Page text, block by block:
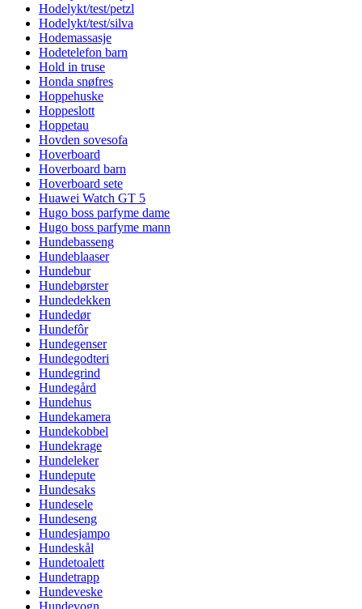
Hodelykt/test/petzl
Hodelykt/test/silva
Hodemassasje
Hodetelefon barn
Hold in truse
Honda snøfres
Hoppehuske
Hoppeslott
Hoppetau
Hovden sovesofa
Hoverboard
Hoverboard barn
Hoverboard sete
Huawei Watch GT 5
Hugo boss parfyme dame
Hugo boss parfyme mann
Hundebasseng
Hundeblaaser
Hundebur
Hundebørster
Hundedekken
Hundedør
Hundefôr
Hundegenser
Hundegodteri
Hundegrind
Hundegård
Hundehus
Hundekamera
Hundekobbel
Hundekrage
Hundeleker
Hundepute
Hundesaks
Hundesele
Hundeseng
Hundesjampo
Hundeskål
Hundetoalett
Hundetrapp
Hundeveske
Hundevogn